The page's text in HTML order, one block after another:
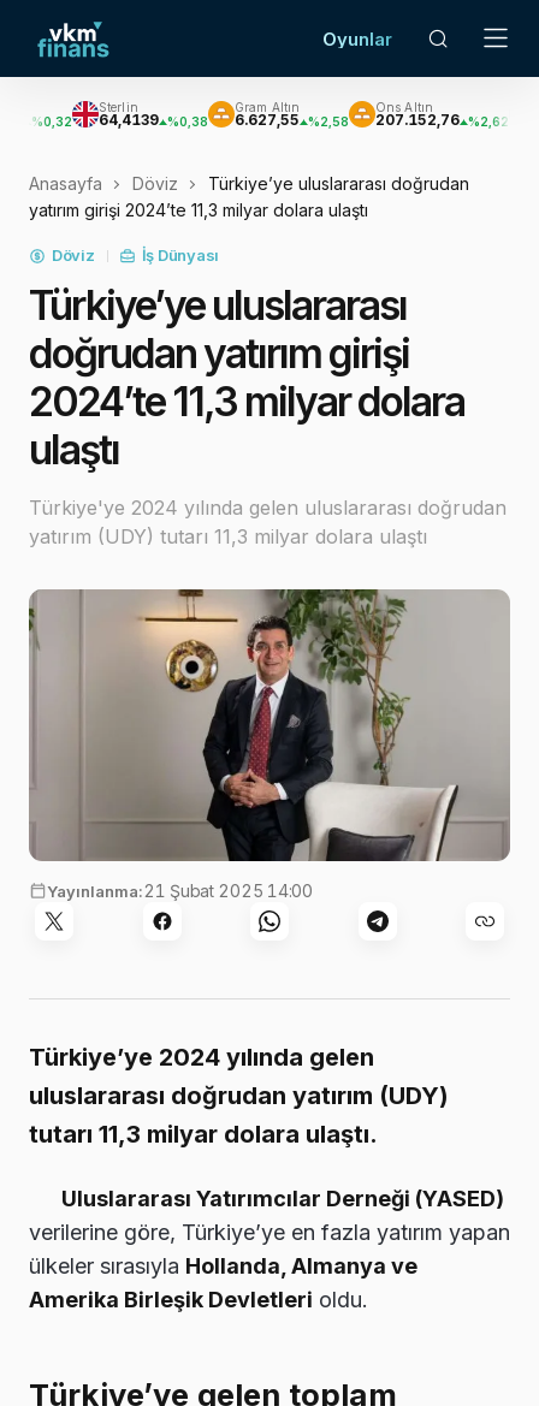
Oyunlar
Sterlin
64,4139 %0,38
Gram Altın
6.627,55 %2,58
Ons Altın
207.152,76 %2,62 3.033,47
Anasayfa Döviz
Türkiye’ye uluslararası doğrudan
yatırım girişi 2024’te 11,3 milyar dolara ulaştı
Döviz İş Dünyası
Türkiye’ye uluslararası
doğrudan yatırım girişi
2024’te 11,3 milyar dolara
ulaştı
Türkiye'ye 2024 yılında gelen uluslararası doğrudan
yatırım (UDY) tutarı 11,3 milyar dolara ulaştı
Yayınlanma:21 Şubat 2025 14:00
Türkiye’ye 2024 yılında gelen
uluslararası doğrudan yatırım (UDY)
tutarı 11,3 milyar dolara ulaştı.
Uluslararası Yatırımcılar Derneği (YASED)
verilerine göre, Türkiye’ye en fazla yatırım yapan
ülkeler sırasıyla Hollanda, Almanya ve
Amerika Birleşik Devletleri oldu.
Türkiye’ye gelen toplam